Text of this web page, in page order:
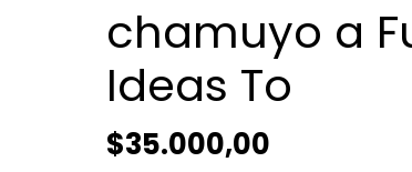
chamuyo a
Ideas To
$35.000,00